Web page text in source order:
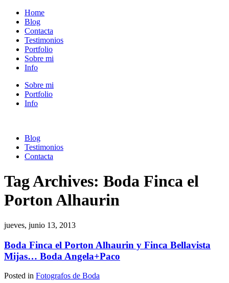
Home
Blog
Contacta
Testimonios
Portfolio
Sobre mi
Info
Sobre mi
Portfolio
Info
Blog
Testimonios
Contacta
Tag Archives: Boda Finca el
Porton Alhaurin
jueves, junio 13, 2013
Boda Finca el Porton Alhaurin y Finca Bellavista
Mijas… Boda Angela+Paco
Posted in Fotografos de Boda